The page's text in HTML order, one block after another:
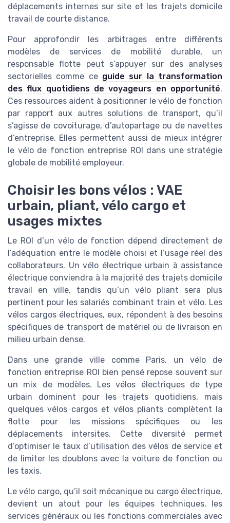
déplacements internes sur site et les trajets domicile
travail de courte distance.
Pour approfondir les arbitrages entre différents
modèles de services de mobilité durable, un
responsable flotte peut s’appuyer sur des analyses
sectorielles comme ce guide sur la transformation
des flux quotidiens de voyageurs en opportunité.
Ces ressources aident à positionner le vélo de fonction
par rapport aux autres solutions de transport, qu’il
s’agisse de covoiturage, d’autopartage ou de navettes
d’entreprise. Elles permettent aussi de mieux intégrer
le vélo de fonction entreprise ROI dans une stratégie
globale de mobilité employeur.
Choisir les bons vélos : VAE
urbain, pliant, vélo cargo et
usages mixtes
Le ROI d’un vélo de fonction dépend directement de
l’adéquation entre le modèle choisi et l’usage réel des
collaborateurs. Un vélo électrique urbain à assistance
électrique conviendra à la majorité des trajets domicile
travail en ville, tandis qu’un vélo pliant sera plus
pertinent pour les salariés combinant train et vélo. Les
vélos cargos électriques, eux, répondent à des besoins
spécifiques de transport de matériel ou de livraison en
milieu urbain dense.
Dans une grande ville comme Paris, un vélo de
fonction entreprise ROI bien pensé repose souvent sur
un mix de modèles. Les vélos électriques de type
urbain dominent pour les trajets quotidiens, mais
quelques vélos cargos et vélos pliants complètent la
flotte pour les missions spécifiques ou les
déplacements intersites. Cette diversité permet
d’optimiser le taux d’utilisation des vélos de service et
de limiter les doublons avec la voiture de fonction ou
les taxis.
Le vélo cargo, qu’il soit mécanique ou cargo électrique,
devient un atout pour les équipes techniques, les
services généraux ou les fonctions commerciales avec